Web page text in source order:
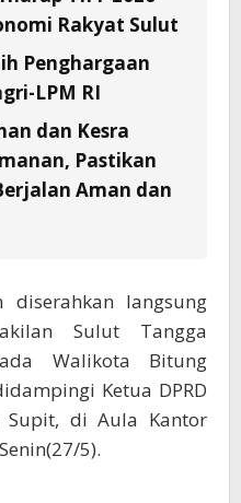
Rakyat Sulut
Penghargaan
LPM RI
dan Kesra
Pastikan
Aman dan
langsung
Sulut Tangga
Walikota Bitung
Ketua DPRD
Supit, di Aula Kantor
5).